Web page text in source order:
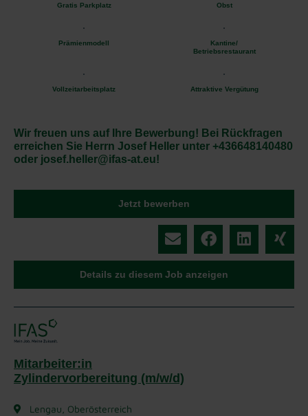
Gratis Parkplatz Obst
Prämienmodell
Kantine/
Betriebsrestaurant
Vollzeitarbeitsplatz Attraktive Vergütung
Wir freuen uns auf Ihre Bewerbung! Bei Rückfragen
erreichen Sie Herrn Josef Heller unter +436648140480
oder josef.heller@ifas-at.eu!
Jetzt bewerben
Details zu diesem Job anzeigen
Mitarbeiter:in
Zylindervorbereitung (m/w/d)
Lengau, Oberösterreich